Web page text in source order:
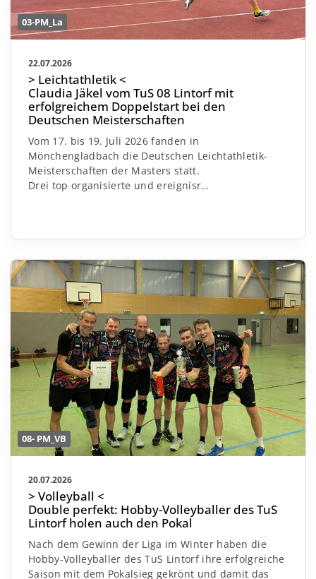
03-PM_La
22.07.2026
> Leichtathletik <
Claudia Jäkel vom TuS 08 Lintorf mit
erfolgreichem Doppelstart bei den
Deutschen Meisterschaften
Vom 17. bis 19. Juli 2026 fanden in
Mönchengladbach die Deutschen Leichtathletik-
Meisterschaften der Masters statt.
Drei top organisierte und ereignisr…
08- PM_VB
20.07.2026
> Volleyball <
Double perfekt: Hobby-Volleyballer des TuS
Lintorf holen auch den Pokal
Nach dem Gewinn der Liga im Winter haben die
Hobby-Volleyballer des TuS Lintorf ihre erfolgreiche
Saison mit dem Pokalsieg gekrönt und damit das